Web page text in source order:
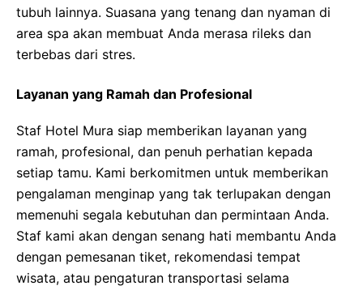
tubuh lainnya. Suasana yang tenang dan nyaman di
area spa akan membuat Anda merasa rileks dan
terbebas dari stres.
Layanan yang Ramah dan Profesional
Staf Hotel Mura siap memberikan layanan yang
ramah, profesional, dan penuh perhatian kepada
setiap tamu. Kami berkomitmen untuk memberikan
pengalaman menginap yang tak terlupakan dengan
memenuhi segala kebutuhan dan permintaan Anda.
Staf kami akan dengan senang hati membantu Anda
dengan pemesanan tiket, rekomendasi tempat
wisata, atau pengaturan transportasi selama